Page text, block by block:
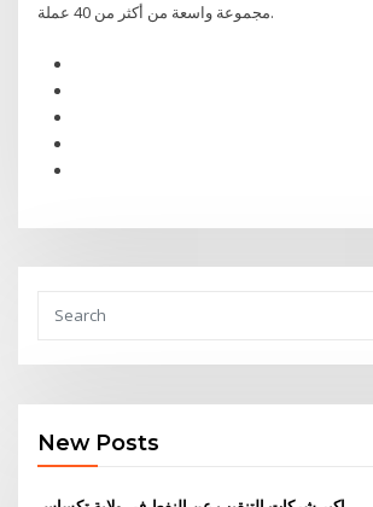
مجموعة واسعة من أكثر من 40 عملة.
New Posts